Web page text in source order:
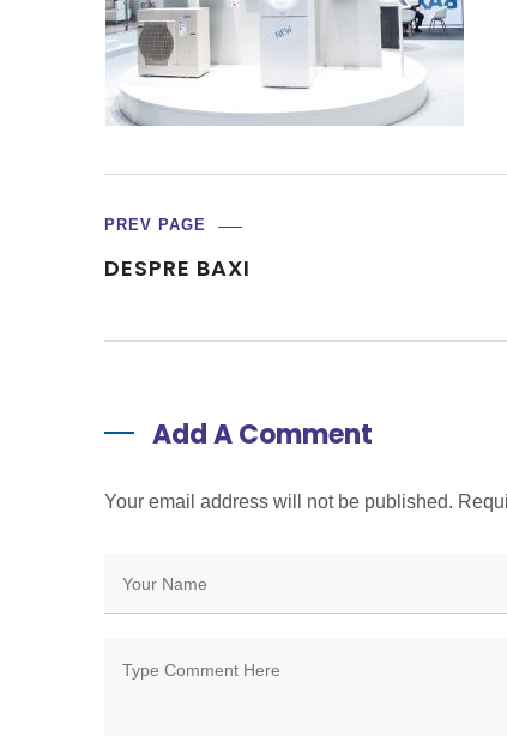
PREV PAGE
DESPRE BAXI
Add A Comment
Your email address will not be published.